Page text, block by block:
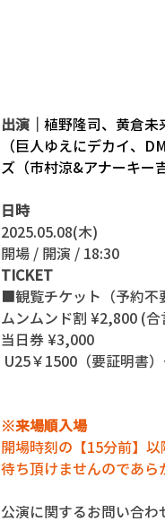
出演｜ 植野隆司、黄倉未
（巨人ゆえにデカイ、
ズ（市村涼&アナーキー
日時
2025.05.08(木)
開場 / 開演 / 18:30
TICKET
■観覧チケット（予約不
ムンムンド割 ¥2,800 (合
当日券 ¥3,000
U25￥1500（要証明書
※来場順入場
開場時刻の【15分前】
待ち頂けませんのであら
公演に関するお問い合